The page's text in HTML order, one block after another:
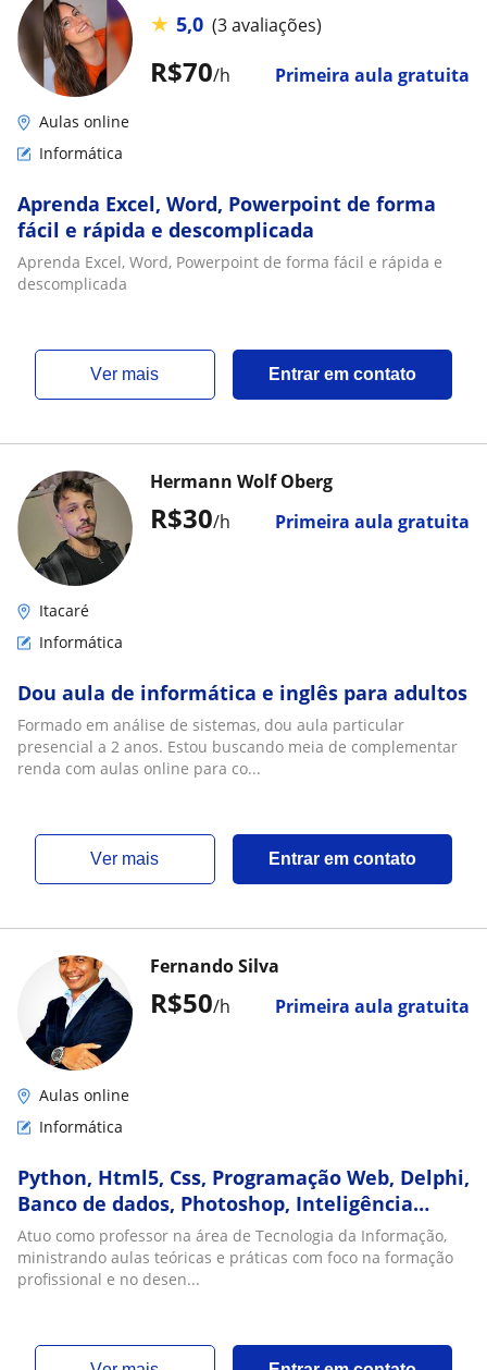
R$70/h Primeira aula gratuita
★ 5,0 (3 avaliações)
Aulas online
Informática
Aprenda Excel, Word, Powerpoint de forma
fácil e rápida e descomplicada
Aprenda Excel, Word, Powerpoint de forma fácil e rápida e
descomplicada
ver mais Entrar em contato
R$30/h Primeira aula gratuita
Hermann Wolf Oberg
Itacaré
Informática
Dou aula de informática e inglês para adultos
Formado em análise de sistemas, dou aula particular
presencial a 2 anos. Estou buscando meia de complementar
renda com aulas online para co...
ver mais Entrar em contato
R$50/h Primeira aula gratuita
Fernando Silva
Aulas online
Informática
Python, Html5, Css, Programação Web, Delphi,
Banco de dados, Photoshop, Inteligência
Artificial, Hardware
Atuo como professor na área de Tecnologia da Informação,
ministrando aulas teóricas e práticas com foco na formação
profissional e no desen...